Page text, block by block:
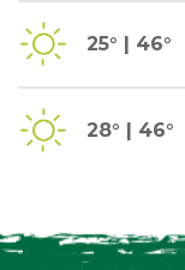
25° | 46°
28° | 46°